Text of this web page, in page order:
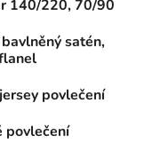
140/220, 70/90
satén,
povlečení
povlečení